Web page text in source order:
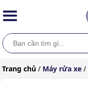
Trang chủ / Máy rửa xe /